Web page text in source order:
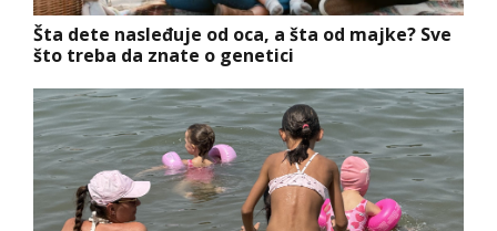
Šta dete nasleđuje od oca, a šta od majke? Sve
što treba da znate o genetici